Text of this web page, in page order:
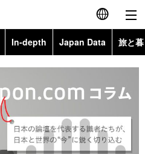
English
Français
In-depth Japan Data 旅と
Topics
Images
People